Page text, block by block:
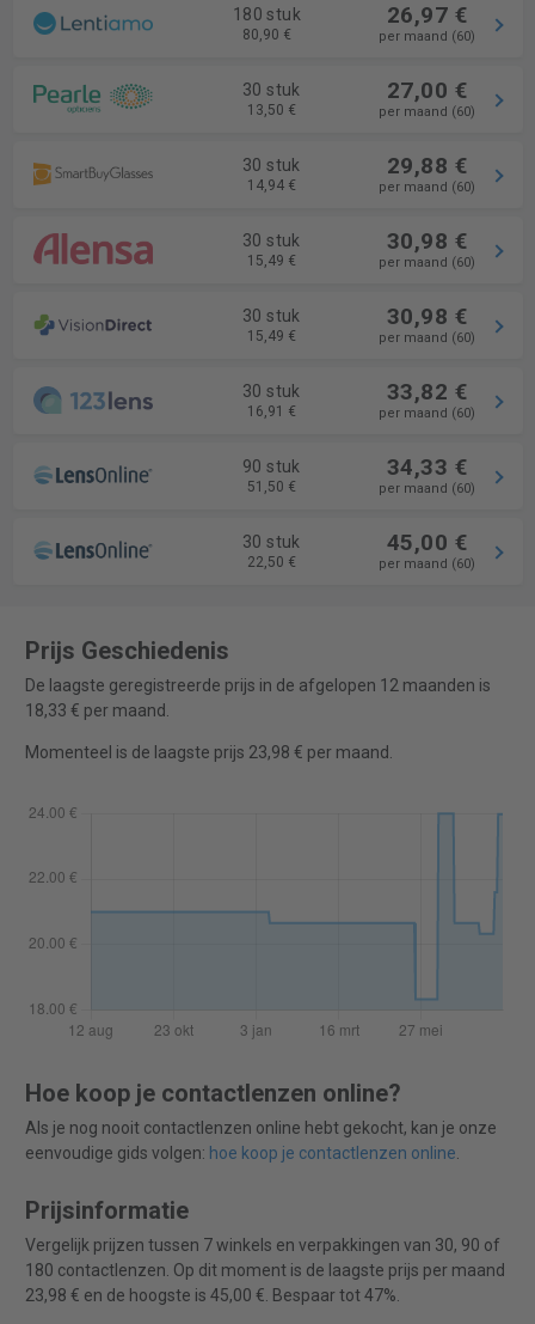
180 stuk
80,90 €
26,97 €
per maand (60)
30 stuk
13,50 €
27,00 €
per maand (60)
30 stuk
14,94 €
29,88 €
per maand (60)
30 stuk
15,49 €
30,98 €
per maand (60)
30 stuk
15,49 €
30,98 €
per maand (60)
30 stuk
16,91 €
33,82 €
per maand (60)
90 stuk
51,50 €
34,33 €
per maand (60)
30 stuk
22,50 €
45,00 €
per maand (60)
Prijs Geschiedenis
De laagste geregistreerde prijs in de afgelopen 12 maanden is
18,33 € per maand.
Momenteel is de laagste prijs 23,98 € per maand.
Hoe koop je contactlenzen online?
Als je nog nooit contactlenzen online hebt gekocht, kan je onze
eenvoudige gids volgen: hoe koop je contactlenzen online.
Prijsinformatie
Vergelijk prijzen tussen 7 winkels en verpakkingen van 30, 90 of
180 contactlenzen. Op dit moment is de laagste prijs per maand
23,98 € en de hoogste is 45,00 €. Bespaar tot 47%.